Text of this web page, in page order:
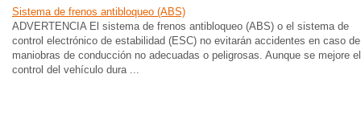
Sistema de frenos antibloqueo (ABS)
ADVERTENCIA El sistema de frenos antibloqueo (ABS) o el sistema de
control electrónico de estabilidad (ESC) no evitarán accidentes en caso de
maniobras de conducción no adecuadas o peligrosas. Aunque se mejore el
control del vehículo dura ...